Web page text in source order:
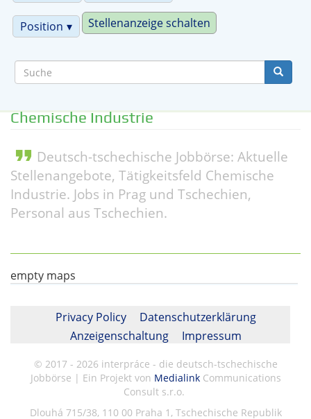
Position Stellenanzeige schalten
Chemische Industrie
format_quote Deutsch-tschechische Jobbörse: Aktuelle
Stellenangebote, Tätigkeitsfeld Chemische
Industrie. Jobs in Prag und Tschechien,
Personal aus Tschechien.
empty maps
Privacy Policy
Datenschutzerklärung
Anzeigenschaltung
Impressum
© 2017 - 2026 interpráce - die deutsch-tschechische
Jobbörse | Ein Projekt von MedialinkCommunications
Consult s.r.o.
Dlouhá 715/38, 110 00 Praha 1, Tschechische Republik